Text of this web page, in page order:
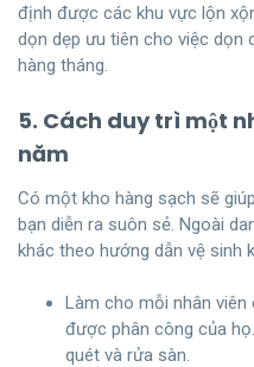
định được các khu vực lộn
dọn dẹp ưu tiên cho việc dọn
hàng tháng.
5. Cách duy trì một
năm
Có một kho hàng sạch sẽ
bạn diễn ra suôn sẻ. Ngoài
khác theo hướng dẫn vệ sinh
Làm cho mỗi nhân
được phân công của
quét và rửa sàn.